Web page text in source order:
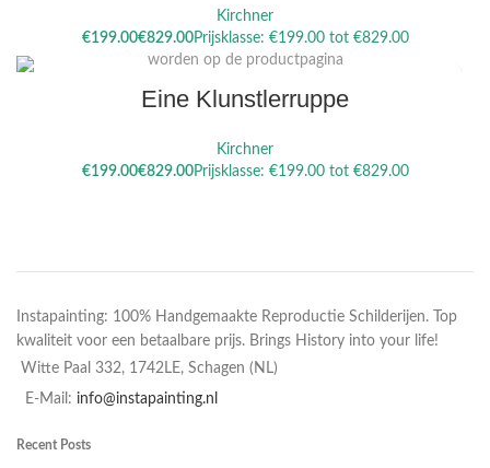
Kirchner
€
€
Dit product heeft meerdere variaties. Deze optie kan gekozen
worden op de productpagina
Eine Klunstlerruppe
Kirchner
€
€
Instapainting: 100% Handgemaakte Reproductie Schilderijen. Top
kwaliteit voor een betaalbare prijs. Brings History into your life!
Witte Paal 332, 1742LE, Schagen (NL)
E-Mail: info@instapainting.nl
Recent Posts